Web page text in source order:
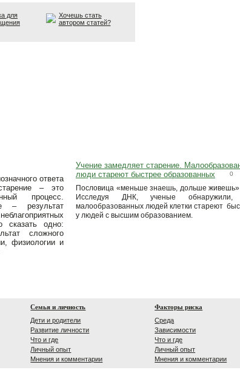
для
Хочешь стать
автором статей?
ответа
– это
процесс.
– результат
сказать одно:
сложного
физиологии и
Учение замедляет старение.
люди стареют быстрее образованных
0
Пословица «меньше знаешь, дольше
Исследуя ДНК, ученые
малообразованных людей клетки стареют
у людей с высшим образованием.
Семья и личность
Дети и родители
Развитие личности
Что и где
Личный опыт
Мнения и комментарии
Факторы риска
Среда
Зависимости
Что и где
Личный опыт
Мнения и комментарии